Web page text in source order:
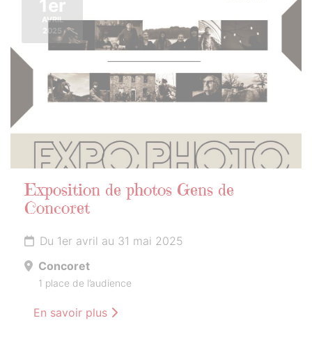
1er
AVRIL
2025
Exposition de photos Gens de
Concoret
Du 1er avril au 31 mai 2025
Concoret
1 place de l’audience
En savoir plus